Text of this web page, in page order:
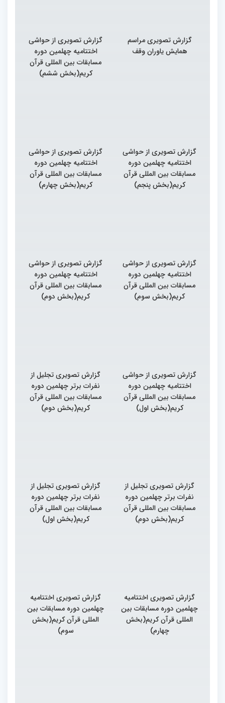
گزارش تصویری مراسم
همایش یاوران وقف
گزارش تصویری از حواشی
اختتامیه چهلمین دوره
مسابقات بین المللی قرآن
کریم(بخش ششم)
گزارش تصویری از حواشی
اختتامیه چهلمین دوره
مسابقات بین المللی قرآن
کریم(بخش پنجم)
گزارش تصویری از حواشی
اختتامیه چهلمین دوره
مسابقات بین المللی قرآن
کریم(بخش چهارم)
گزارش تصویری از حواشی
اختتامیه چهلمین دوره
مسابقات بین المللی قرآن
کریم(بخش سوم)
گزارش تصویری از حواشی
اختتامیه چهلمین دوره
مسابقات بین المللی قرآن
کریم(بخش دوم)
گزارش تصویری از حواشی
اختتامیه چهلمین دوره
مسابقات بین المللی قرآن
کریم(بخش اول)
گزارش تصویری تجلیل از
نفرات برتر چهلمین دوره
مسابقات بین المللی قرآن
کریم(بخش دوم)
گزارش تصویری تجلیل از
نفرات برتر چهلمین دوره
مسابقات بین المللی قرآن
کریم(بخش دوم)
گزارش تصویری تجلیل از
نفرات برتر چهلمین دوره
مسابقات بین المللی قرآن
کریم(بخش اول)
گزارش تصویری اختتامیه
چهلمین دوره مسابقات بین
المللی قرآن کریم(بخش
چهارم)
گزارش تصویری اختتامیه
چهلمین دوره مسابقات بین
المللی قرآن کریم(بخش
سوم)